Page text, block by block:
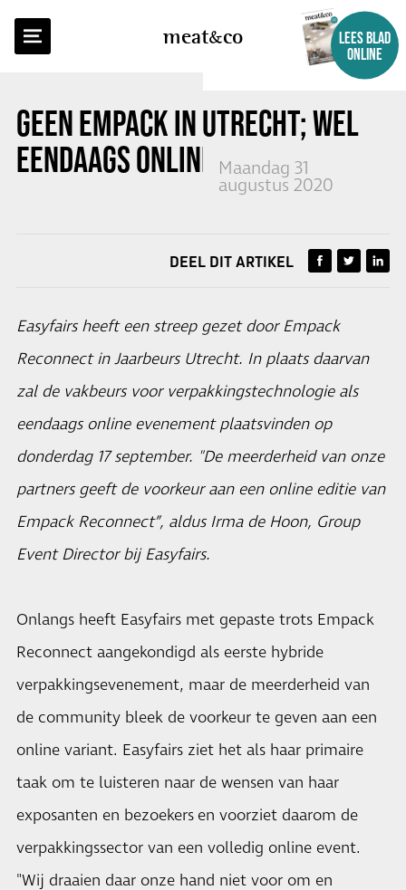
meatco
LEES BLAD
ONLINE
GEEN EMPACK IN UTRECHT; WEL
EENDAAGS ONLINE EVENT
Maandag 31
augustus 2020
TERUG NAAR OVERZICHT
DEEL DIT ARTIKEL
Easyfairs heeft een streep gezet door Empack
Reconnect in Jaarbeurs Utrecht. In plaats daarvan
zal de vakbeurs voor verpakkingstechnologie als
eendaags online evenement plaatsvinden op
donderdag 17 september. "De meerderheid van onze
partners geeft de voorkeur aan een online editie van
Empack Reconnect”, aldus Irma de Hoon, Group
Event Director bij Easyfairs.
Onlangs heeft Easyfairs met gepaste trots Empack
Reconnect aangekondigd als eerste hybride
verpakkingsevenement, maar de meerderheid van
de community bleek de voorkeur te geven aan een
online variant. Easyfairs ziet het als haar primaire
taak om te luisteren naar de wensen van haar
exposanten en bezoekers en voorziet daarom de
verpakkingssector van een volledig online event.
"Wij draaien daar onze hand niet voor om en